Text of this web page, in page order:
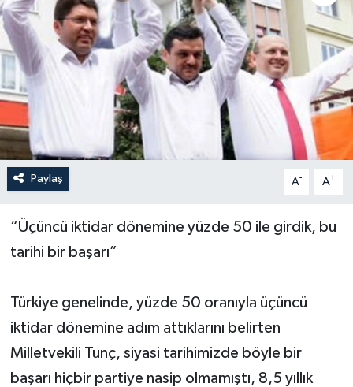
Paylaş A- A+
“Üçüncü iktidar dönemine yüzde 50 ile girdik, bu
tarihi bir başarı”
Türkiye genelinde, yüzde 50 oranıyla üçüncü
iktidar dönemine adım attıklarını belirten
Milletvekili Tunç, siyasi tarihimizde böyle bir
başarı hiçbir partiye nasip olmamıştı, 8,5 yıllık
Tarım
Yerel Yönetimler